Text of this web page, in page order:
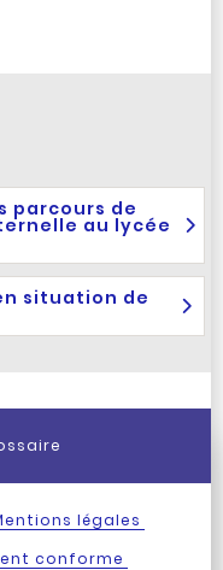
parcours de
au lycée
situation de
légales
conforme